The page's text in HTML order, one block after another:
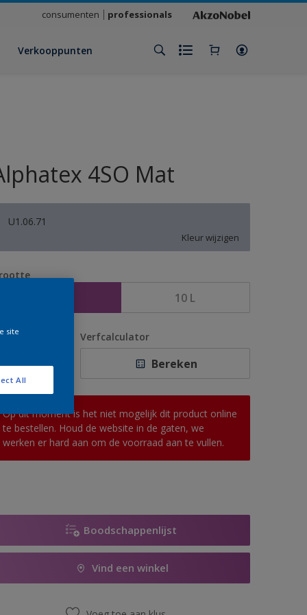
consumenten professionals
Verkooppunten
4SO Mat
U1.06.71
Kleur wijzigen
10 L
Verfcalculator
Bereken
Op dit moment is het niet mogelijk dit product online
te bestellen. Houd de website in de gaten, we
werken er hard aan om de voorraad aan te vullen.
Boodschappenlijst
Vind een winkel
site
All